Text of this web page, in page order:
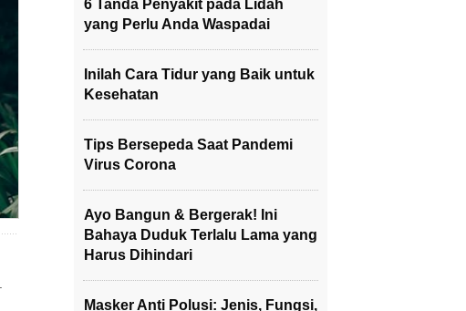
6 Tanda Penyakit pada Lidah
yang Perlu Anda Waspadai
Inilah Cara Tidur yang Baik untuk
Kesehatan
Tips Bersepeda Saat Pandemi
Virus Corona
Ayo Bangun & Bergerak! Ini
Bahaya Duduk Terlalu Lama yang
Harus Dihindari
Masker Anti Polusi: Jenis, Fungsi,